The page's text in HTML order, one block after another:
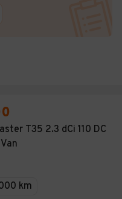
T35 2.3 dCi 110 DC
km